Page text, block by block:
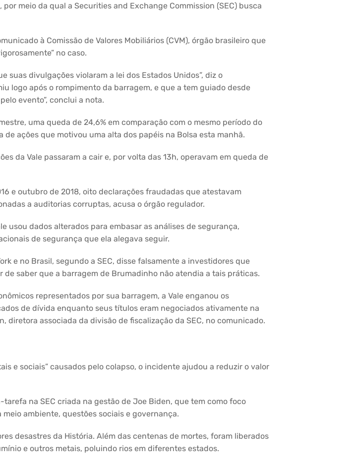
meio da qual a Securities and Exchange Commission (SEC) busca
à Comissão de Valores Mobiliários (CVM), órgão brasileiro que
no caso.
suas divulgações violaram a lei dos Estados Unidos”, diz o
logo após o rompimento da barragem, e que a tem guiado desde
evento”, conclui a nota.
uma queda de 24,6% em comparação com o mesmo período do
ações que motivou uma alta dos papéis na Bolsa esta manhã.
da Vale passaram a cair e, por volta das 13h, operavam em queda de
e outubro de 2018, oito declarações fraudadas que atestavam
a auditorias corruptas, acusa o órgão regulador.
usou dados alterados para embasar as análises de segurança,
de segurança que ela alegava seguir.
e no Brasil, segundo a SEC, disse falsamente a investidores que
saber que a barragem de Brumadinho não atendia a tais práticas.
representados por sua barragem, a Vale enganou os
de dívida enquanto seus títulos eram negociados ativamente na
diretora associada da divisão de fiscalização da SEC, no comunicado.
e sociais” causados pelo colapso, o incidente ajudou a reduzir o valor
na SEC criada na gestão de Joe Biden, que tem como foco
ambiente, questões sociais e governança.
desastres da História. Além das centenas de mortes, foram liberados
e outros metais, poluindo rios em diferentes estados.